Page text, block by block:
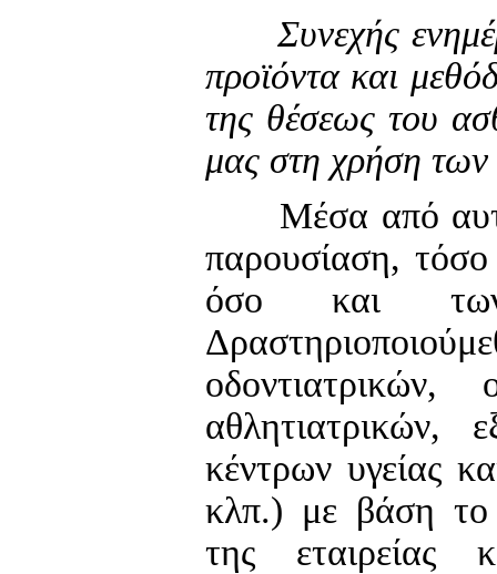
Συνεχής
προϊόντα και
της θέσεως του
μας στη χρήση
Μέσα από
παρουσίαση, τόσο
όσο και των
οδοντιατρικών,
αθλητιατρικών,
κέντρων υγείας
κλπ.) με βάση το
της εταιρείας